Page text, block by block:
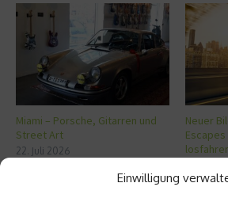
Einwilligung
Miami – Porsche, Gitarren und
Street Art
22. Juli 2026
Neuer
Escapes